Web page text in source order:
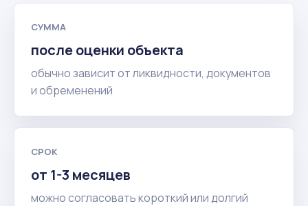
СУММА
после оценки объекта
обычно зависит от ликвидности, документов
и обременений
СРОК
от 1-3 месяцев
можно согласовать короткий или долгий